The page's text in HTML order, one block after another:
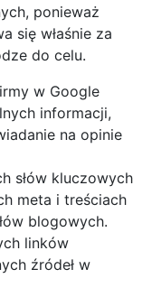
ponieważ
się właśnie za
do celu.
w Google
informacji,
na opinie
słów kluczowych
meta i treściach
blogowych.
linków
źródeł w